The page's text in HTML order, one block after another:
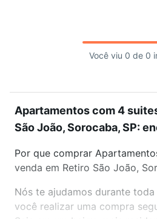
Você viu 0 de 0
Apartamentos com 4
São João, Sorocaba, SP:
Por que comprar
venda em Retiro São João,
Nós te ajudamos durante
você realizar uma compra